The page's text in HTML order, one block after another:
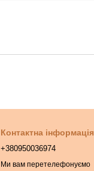
Контактна інформація
+380950036974
Ми вам перетелефонуємо